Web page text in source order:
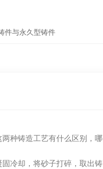
件与永久型铸件
两种铸造工艺有什么区别，哪
冷却，将砂子打碎，取出铸